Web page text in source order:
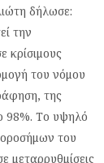
δήλωσε:
την
κρίσιμους
του νόμου
της
98%. Το υψηλό
του
μεταρρυθμίσεις